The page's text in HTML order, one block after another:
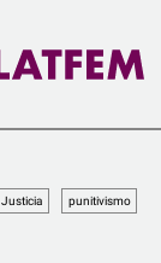
Justicia punitivismo